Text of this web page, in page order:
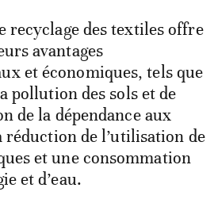
recyclage des textiles offre
avantages
et économiques, tels que
pollution des sols et de
de la dépendance aux
réduction de l’utilisation de
et une consommation
et d’eau.